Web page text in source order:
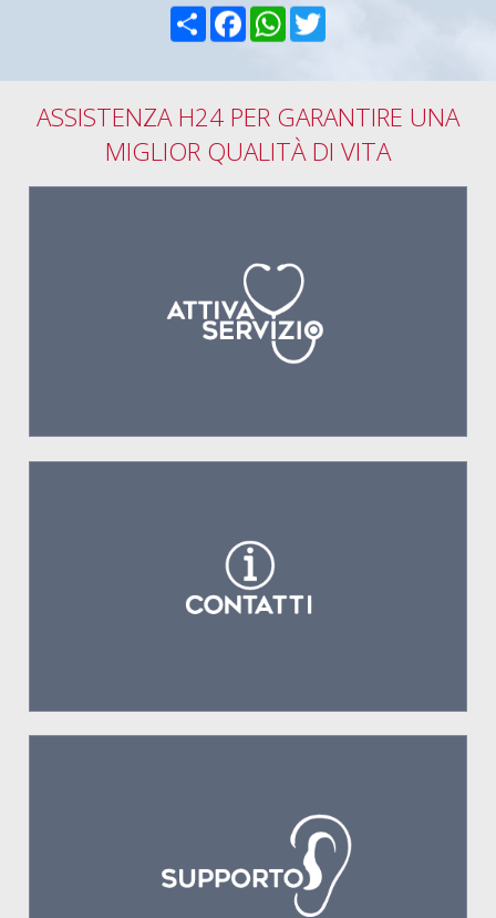
CondividiFacebookWhatsApp
Twitter
ASSISTENZA H24 PER GARANTIRE UNA
MIGLIOR QUALITÀ DI VITA